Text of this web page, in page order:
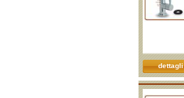
dettagli